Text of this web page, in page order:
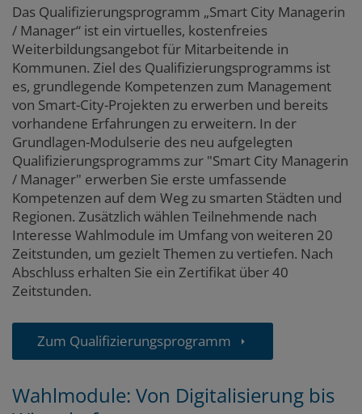
Das Qualifizierungsprogramm „Smart City Managerin
/ Manager“ ist ein virtuelles, kostenfreies
Weiterbildungsangebot für Mitarbeitende in
Kommunen. Ziel des Qualifizierungsprogramms ist
es, grundlegende Kompetenzen zum Management
von Smart-City-Projekten zu erwerben und bereits
vorhandene Erfahrungen zu erweitern. In der
Grundlagen-Modulserie des neu aufgelegten
Qualifizierungsprogramms zur "Smart City Managerin
/ Manager" erwerben Sie erste umfassende
Kompetenzen auf dem Weg zu smarten Städten und
Regionen. Zusätzlich wählen Teilnehmende nach
Interesse Wahlmodule im Umfang von weiteren 20
Zeitstunden, um gezielt Themen zu vertiefen. Nach
Abschluss erhalten Sie ein Zertifikat über 40
Zeitstunden.
Zum Qualifizierungsprogramm
Wahlmodule: Von Digitalisierung bis